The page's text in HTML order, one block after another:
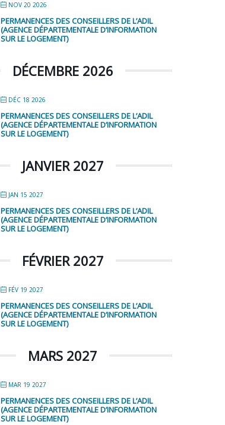
NOV 20 2026
PERMANENCES DES CONSEILLERS DE L’ADIL
(AGENCE DÉPARTEMENTALE D’INFORMATION
SUR LE LOGEMENT)
DÉCEMBRE 2026
DÉC 18 2026
PERMANENCES DES CONSEILLERS DE L’ADIL
(AGENCE DÉPARTEMENTALE D’INFORMATION
SUR LE LOGEMENT)
JANVIER 2027
JAN 15 2027
PERMANENCES DES CONSEILLERS DE L’ADIL
(AGENCE DÉPARTEMENTALE D’INFORMATION
SUR LE LOGEMENT)
FÉVRIER 2027
FÉV 19 2027
PERMANENCES DES CONSEILLERS DE L’ADIL
(AGENCE DÉPARTEMENTALE D’INFORMATION
SUR LE LOGEMENT)
MARS 2027
MAR 19 2027
PERMANENCES DES CONSEILLERS DE L’ADIL
(AGENCE DÉPARTEMENTALE D’INFORMATION
SUR LE LOGEMENT)